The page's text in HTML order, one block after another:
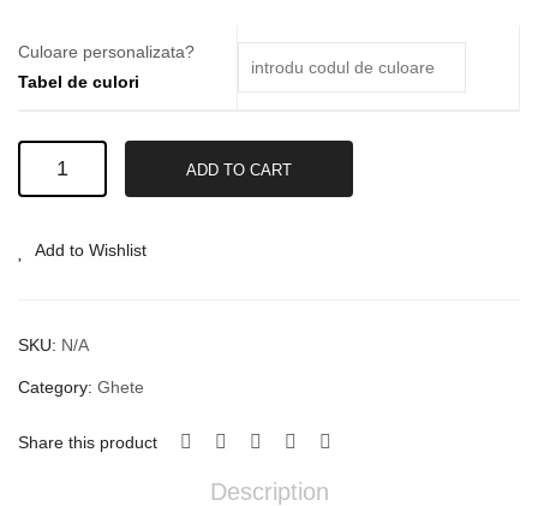
Culoare personalizata?
Tabel de culori
Ghete
#34
ADD TO CART
Add to Wishlist
SKU: N/A
Category: Ghete
Share this product
Description